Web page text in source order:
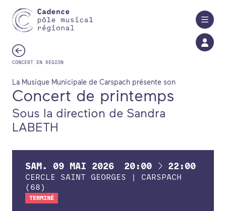
CONCERT EN RÉGION
La Musique Municipale de Carspach présente son
Concert de printemps
Sous la direction de Sandra
LABETH
SAM. 09 MAI 2026 20:00 À 22:00
CERCLE SAINT GEORGES | CARSPACH
(68)
TERMINÉ